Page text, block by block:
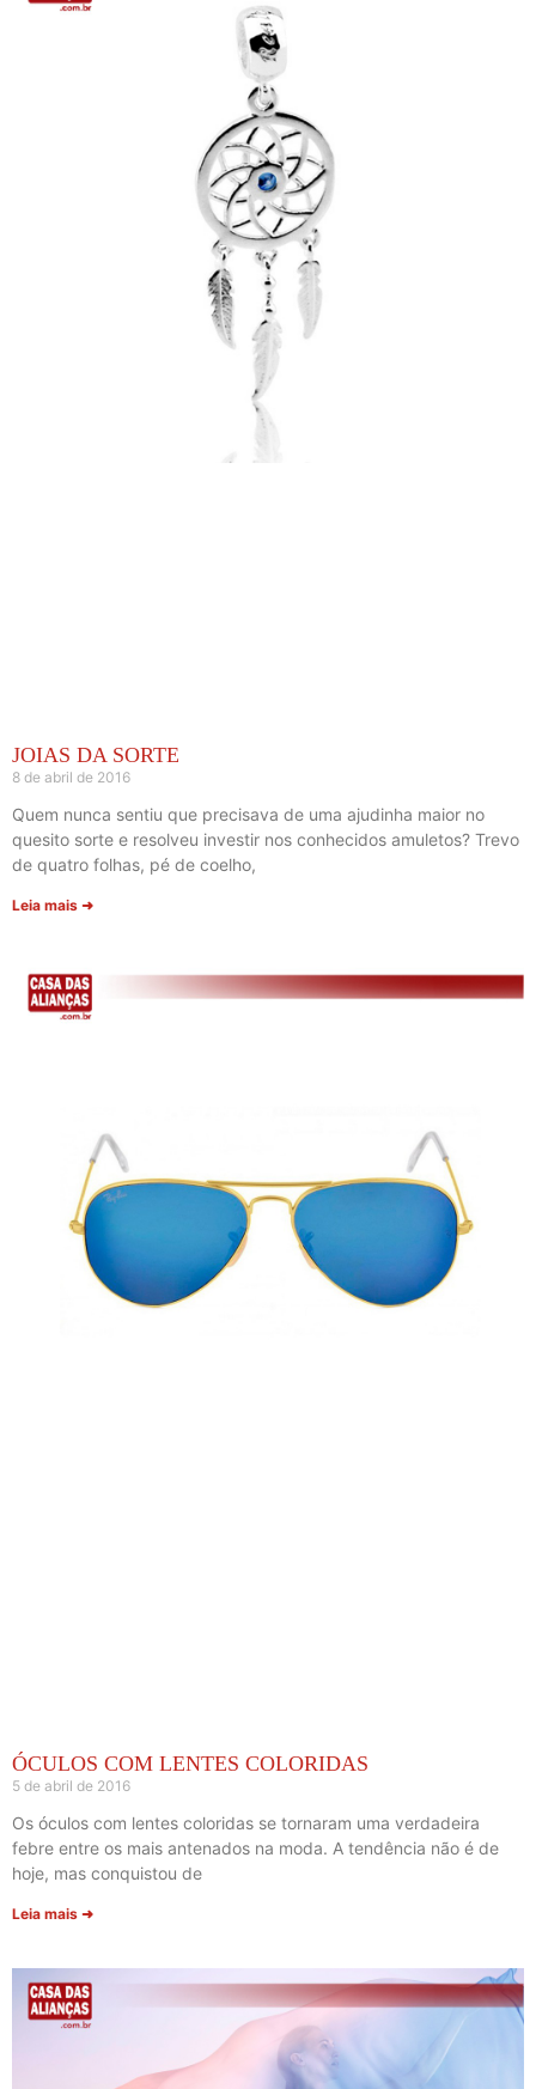
JOIAS DA SORTE
8 de abril de 2016
Quem nunca sentiu que precisava de uma ajudinha maior no
quesito sorte e resolveu investir nos conhecidos amuletos? Trevo
de quatro folhas, pé de coelho,
Leia mais ➜
ÓCULOS COM LENTES COLORIDAS
5 de abril de 2016
Os óculos com lentes coloridas se tornaram uma verdadeira
febre entre os mais antenados na moda. A tendência não é de
hoje, mas conquistou de
Leia mais ➜